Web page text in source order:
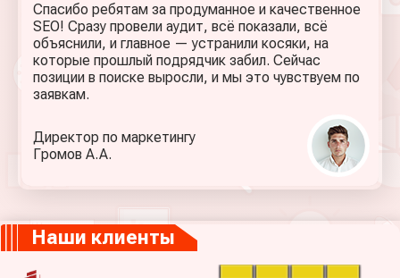
Спасибо ребятам за продуманное и качественное
SEO! Сразу провели аудит, всё показали, всё
объяснили, и главное — устранили косяки, на
которые прошлый подрядчик забил. Сейчас
позиции в поиске выросли, и мы это чувствуем по
заявкам.
Директор по маркетингу
Громов А. А.
Наши клиенты